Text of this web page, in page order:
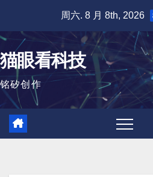
内
容
周六. 8 月 8th, 2026
猫眼看科技
铭矽创作